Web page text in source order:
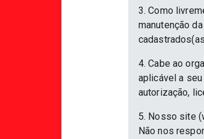
3. Como
manutenção
4. Cabe ao
aplicável a
autorização,
5. Nosso site
Não nos